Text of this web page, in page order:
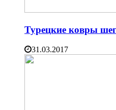
Турецкие ковры
31.03.2017